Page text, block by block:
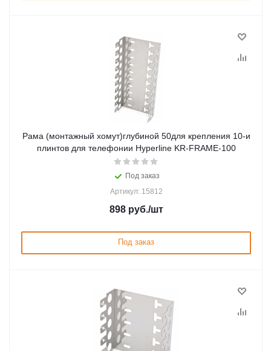
Рама (монтажный хомут)глубиной 50для крепления 10-и
плинтов для телефонии Hyperline KR-FRAME-100
Под заказ
Артикул: 15812
898руб./шт
Под заказ